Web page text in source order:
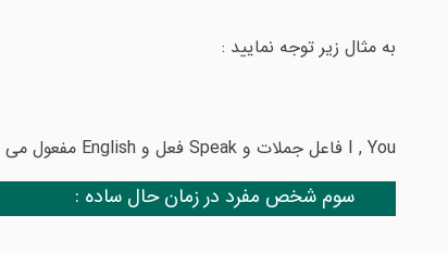
به مثال زیر توجه نمایید :
I , You فاعل جملات و Speak فعل و English مفعول می باشد.
سوم شخص مفرد در زمان حال ساده :